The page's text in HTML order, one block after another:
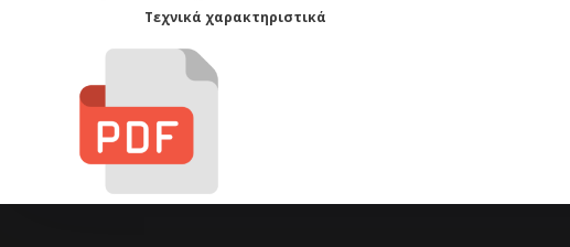
Τεχνικά χαρακτηριστικά